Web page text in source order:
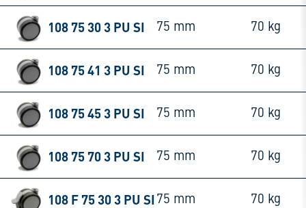
108 75 30 3 PU SI 75 mm 70 kg
108 75 41 3 PU SI 75 mm 70 kg
108 75 45 3 PU SI 75 mm 70 kg
108 75 70 3 PU SI 75 mm 70 kg
108 F 75 30 3 PU SI 75 mm 70 kg